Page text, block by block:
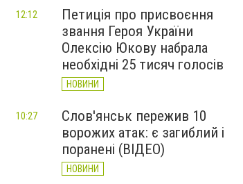
Петиція про присвоєння
звання Героя України
Олексію Юкову набрала
необхідні 25 тисяч голосів
НОВИНИ
12:12
Слов'янськ пережив 10
ворожих атак: є загиблий і
поранені (ВІДЕО)
НОВИНИ
10:27